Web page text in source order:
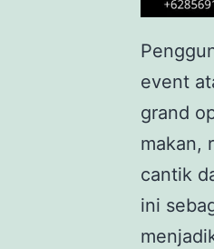
event
grand
makan,
cantik
ini